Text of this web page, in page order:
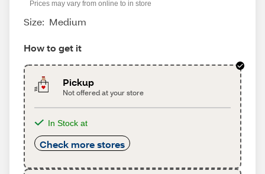
Prices may vary from online to in store
Size: Medium
How to get it
Pickup
Not offered at your store
In Stock at
Check more stores